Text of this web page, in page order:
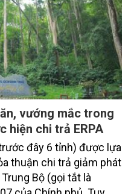
vướng mắc trong
hiện chi trả ERPA
đây 6 tỉnh) được lựa
thuận chi trả giảm phát
Bộ (gọi tắt là